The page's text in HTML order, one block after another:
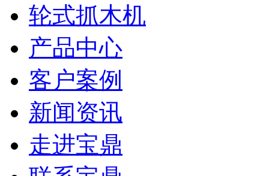
轮式抓木机
产品中心
客户案例
新闻资讯
走进宝鼎